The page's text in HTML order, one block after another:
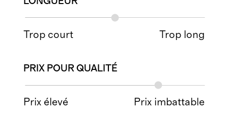
Trop court Trop long
PRIX POUR QUALITÉ
Prix élevé Prix imbattable